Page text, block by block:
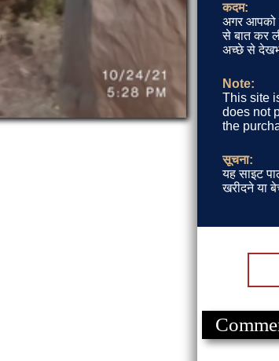
कदम:
अगर आपको
से बात कर
अच्छे से
Note:
This site
does not
the
सूचना:
यह साइट
खरीदने या